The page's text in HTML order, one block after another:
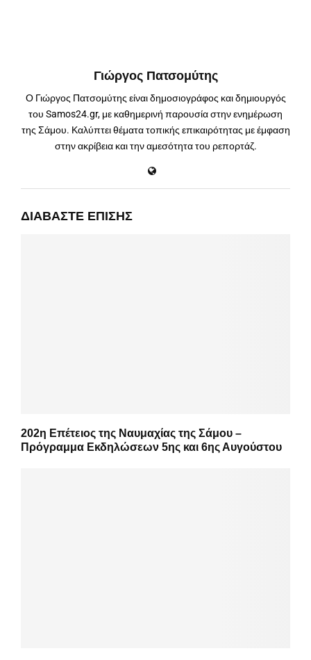
Γιώργος Πατσομύτης
Ο Γιώργος Πατσομύτης είναι δημοσιογράφος και δημιουργός
του Samos24.gr, με καθημερινή παρουσία στην ενημέρωση
της Σάμου. Καλύπτει θέματα τοπικής επικαιρότητας με έμφαση
στην ακρίβεια και την αμεσότητα του ρεπορτάζ.
ΔΙΑΒΆΣΤΕ ΕΠΊΣΗΣ
202η Επέτειος της Ναυμαχίας της Σάμου –
Πρόγραμμα Εκδηλώσεων 5ης και 6ης Αυγούστου